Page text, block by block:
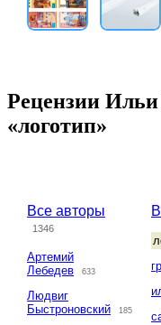
Рецензии
«логотип»
Все авторы
1346
Артемий
Лебедев
633
Людвиг
Быстроновский
185